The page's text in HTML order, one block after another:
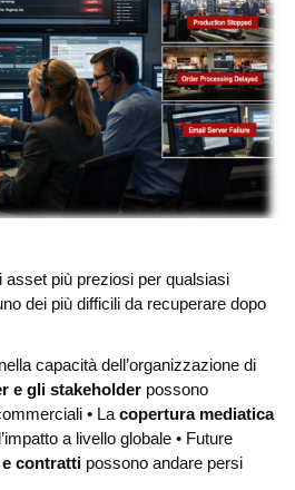
asset più preziosi per qualsiasi
dei più difficili da recuperare dopo
capacità dell’organizzazione di
e gli stakeholder possono
• Lacopertura mediatica
a livello globale • Future
contratti possono andare persi